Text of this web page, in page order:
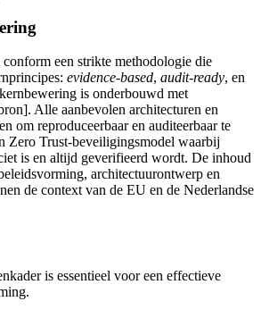
een strikte methodologie die
evidence-based, audit-ready, en
is onderbouwd met
Alle aanbevolen architecturen en
om reproduceerbaar en auditeerbaar te
Zero Trust-beveiligingsmodel waarbij
is en altijd geverifieerd wordt. De inhoud
architectuurontwerp en
de context van de EU en de Nederlandse
is essentieel voor een effectieve